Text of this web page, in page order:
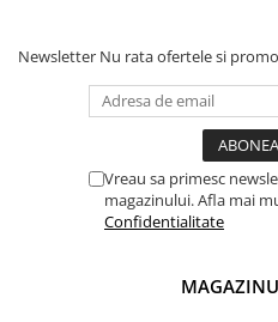
Newsletter Nu rata ofertele si
Vreau sa primesc
magazinului. Afla mai
Confidentialitate